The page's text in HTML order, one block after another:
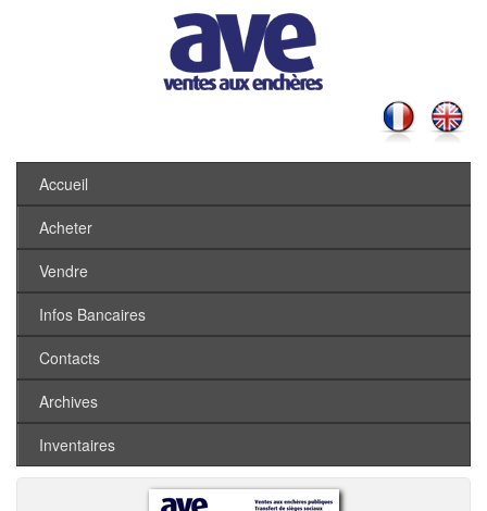
Accueil
Acheter
Vendre
Infos Bancaires
Contacts
Archives
Inventaires